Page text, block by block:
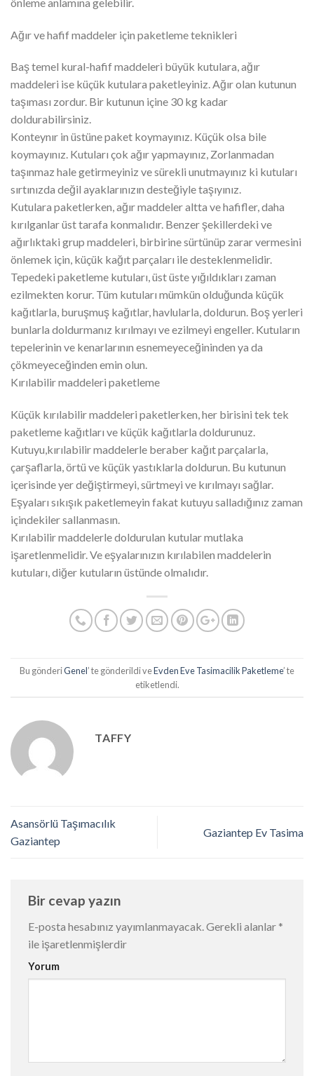
Ağır ve hafif maddeler için paketleme teknikleri
Baş temel kural-hafif maddeleri büyük kutulara, ağır
maddeleri ise küçük kutulara paketleyiniz. Ağır olan kutunun
taşıması zordur. Bir kutunun içine 30 kg kadar
doldurabilirsiniz.
Konteynır in üstüne paket koymayınız. Küçük olsa bile
koymayınız. Kutuları çok ağır yapmayınız, Zorlanmadan
taşınmaz hale getirmeyiniz ve sürekli unutmayınız ki kutuları
sırtınızda değil ayaklarınızın desteğiyle taşıyınız.
Kutulara paketlerken, ağır maddeler altta ve hafifler, daha
kırılganlar üst tarafa konmalıdır. Benzer şekillerdeki ve
ağırlıktaki grup maddeleri, birbirine sürtünüp zarar vermesini
önlemek için, küçük kağıt parçaları ile desteklenmelidir.
Tepedeki paketleme kutuları, üst üste yığıldıkları zaman
ezilmekten korur. Tüm kutuları mümkün olduğunda küçük
kağıtlarla, buruşmuş kağıtlar, havlularla, doldurun. Boş yerleri
bunlarla doldurmanız kırılmayı ve ezilmeyi engeller. Kutuların
tepelerinin ve kenarlarının esnemeyeceğininden ya da
çökmeyeceğinden emin olun.
Kırılabilir maddeleri paketleme
Küçük kırılabilir maddeleri paketlerken, her birisini tek tek
paketleme kağıtları ve küçük kağıtlarla doldurunuz.
Kutuyu,kırılabilir maddelerle beraber kağıt parçalarla,
çarşaflarla, örtü ve küçük yastıklarla doldurun. Bu kutunun
içerisinde yer değiştirmeyi, sürtmeyi ve kırılmayı sağlar.
Eşyaları sıkışık paketlemeyin fakat kutuyu salladığınız zaman
içindekiler sallanmasın.
Kırılabilir maddelerle doldurulan kutular mutlaka
işaretlenmelidir. Ve eşyalarınızın kırılabilen maddelerin
kutuları, diğer kutuların üstünde olmalıdır.
Bu gönderiGenel’ te gönderildi veEvden Eve Tasimacilik Paketleme’ te
etiketlendi.
TAFFY
Asansörlü Taşımacılık
Gaziantep
Gaziantep Ev Tasima
Bir cevap yazın
E-posta hesabınız yayımlanmayacak.Gerekli alanlar *
ile işaretlenmişlerdir
Yorum